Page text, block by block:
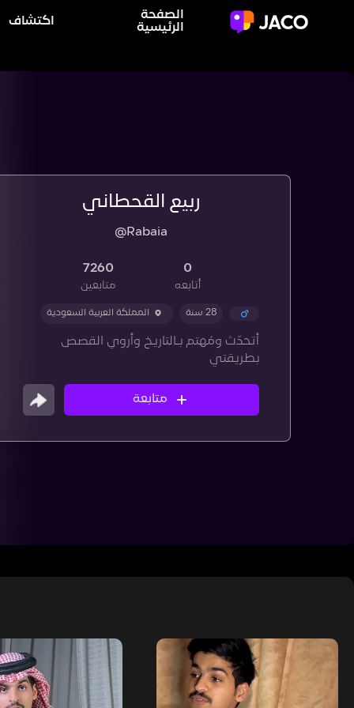
الصفحة
الرئيسية
اكتشاف
ربيع القحطاني
@Rabaia
0
أتابعه
7260
متابعين
28 سنة المملكة العربية السعودية
أتحدّث ومُهتم بـالتاريخ وأروي القصص
بطريقتي
متابعة